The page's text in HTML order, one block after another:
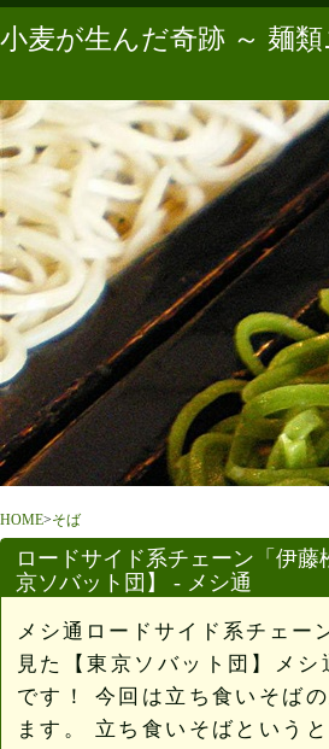
小麦が生んだ奇跡 ～ 麺
HOME>そば
ロードサイド系チェーン「伊
京ソバット団】 - メシ通
メシ通ロードサイド系チェー
見た【東京ソバット団】メ
です！ 今回は立ち食いそば
ます。 立ち食いそばという